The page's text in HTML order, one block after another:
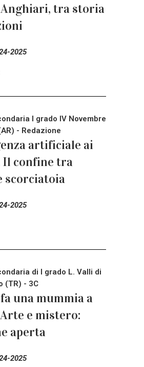
tra storia
2025
I grado IV Novembre
- Redazione
artificiale ai
Il confine tra
scorciatoia
2025
di I grado L. Valli di
(TR) - 3C
una mummia a
e mistero:
aperta
2025